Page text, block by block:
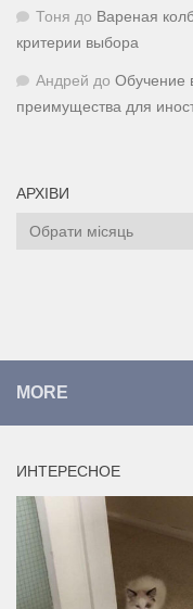
Тоня до Вареная
критерии выбора
Андрей до Обучение
преимущества для
АРХІВИ
Архіви
MORE
ИНТЕРЕСНОЕ